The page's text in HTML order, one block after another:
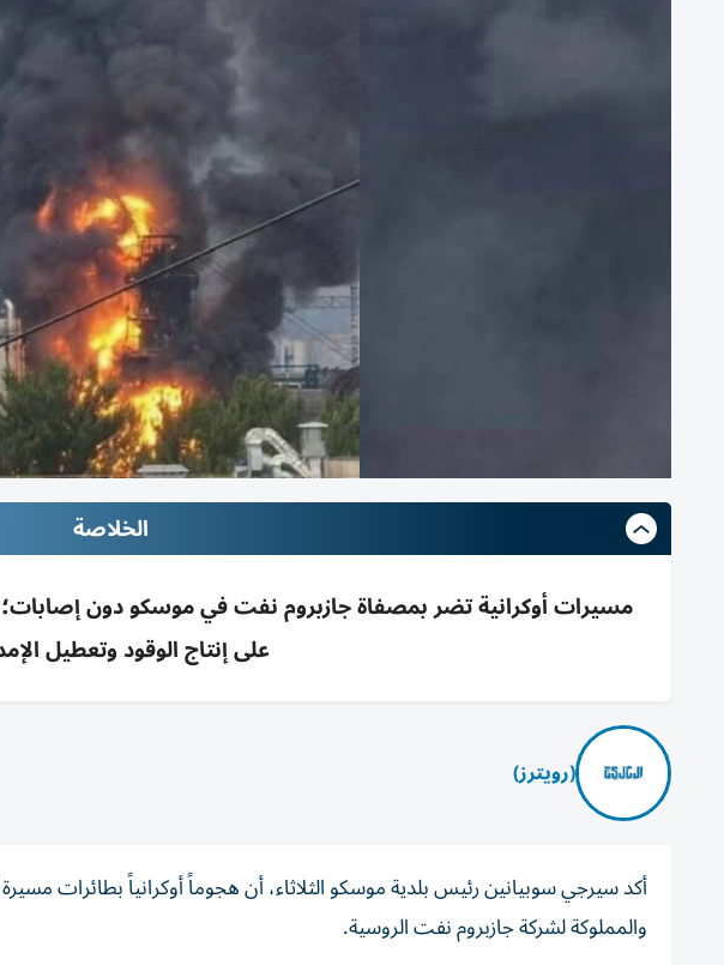
الخلاصة
على إنتاج الوقود وتعطيل
(رويترز)
أكد سيرجي سوبيانين رئيس بلدية موسكو الثلاثاء، ‌أن هجوماً أوكرانياً بطائرات
والمملوكة ‌لشركة جازبروم نفت الروسية.